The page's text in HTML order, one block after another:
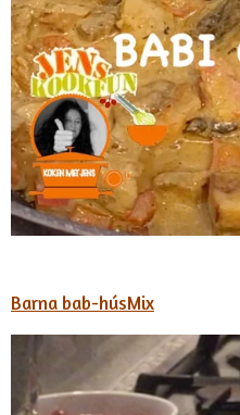
Barna bab-húsMix